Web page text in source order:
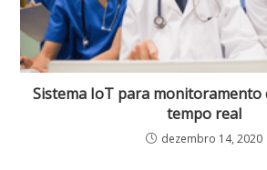
Sistema IoT para monitoramento
tempo real
dezembro 14, 2020